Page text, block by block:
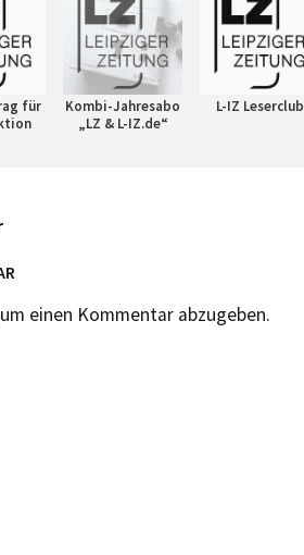
für
Kombi-Jahresabo
„LZ & L-IZ.de“
L-IZ Leserclub
einen Kommentar abzugeben.